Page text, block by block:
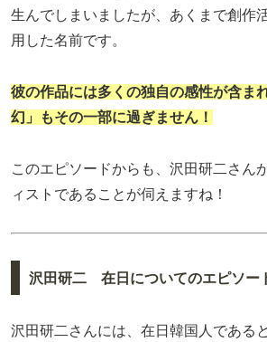
生んでしまいましたが、あくまで創作
用した名前です。
彼の作品には多くの独自の感性が含ま
幻」もその一部に過ぎません！
このエピソードからも、沢田研二さん
ィストであることが伺えますね！
沢田研二 在日についてのエピソー
沢田研二さんには、在日韓国人である